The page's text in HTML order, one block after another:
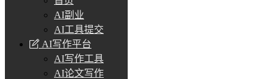
AI副业
AI工具提交
AI写作平台
AI写作工具
AI论文写作